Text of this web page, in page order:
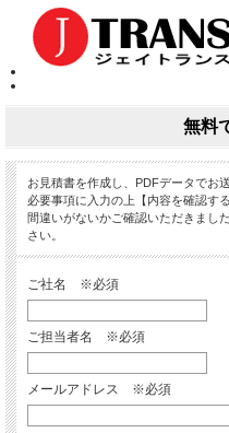
無料
お見積書を作成し、PDFデータでお
必要事項に入力の上【内容を確認す
間違いがないかご確認いただきまし
さい。
ご社名 ※必須
ご担当者名 ※必須
メールアドレス ※必須